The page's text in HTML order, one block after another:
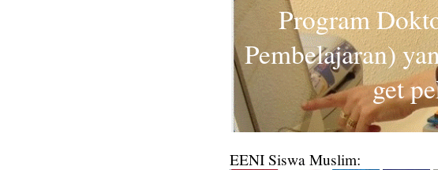
Program
Pembelajaran)
get
EENI Siswa Muslim: